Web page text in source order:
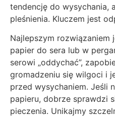
tendencję do wysychania,
pleśnienia. Kluczem jest
Najlepszym rozwiązaniem
papier do sera lub w
serowi „oddychać”,
gromadzeniu się wilgoci i
przed wysychaniem. Jeśli
papieru, dobrze sprawdzi
pieczenia. Unikajmy